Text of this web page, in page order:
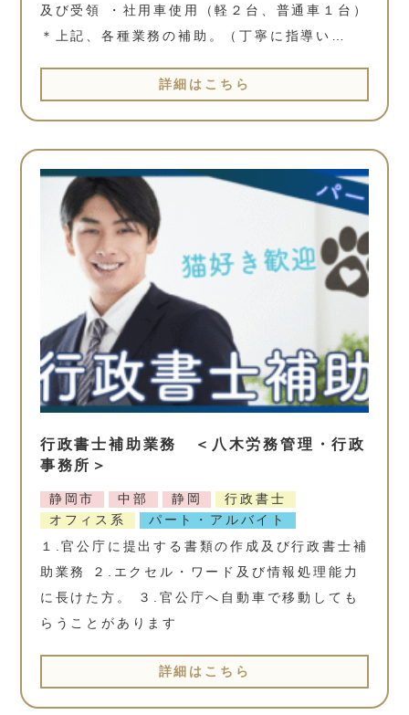
及び受領 ・社用車使用（軽２台、普通車１台）
＊上記、各種業務の補助。（丁寧に指導い…
詳細はこちら
行政書士補助業務 ＜八木労務管理・行政
事務所＞
静岡市 中部 静岡
行政書士
オフィス系
パート・アルバイト
１.官公庁に提出する書類の作成及び行政書士補
助業務 ２.エクセル・ワード及び情報処理能力
に長けた方。 ３.官公庁へ自動車で移動しても
らうことがあります
詳細はこちら